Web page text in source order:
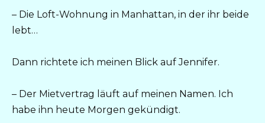
– Die Loft-Wohnung in Manhattan, in der ihr beide
lebt…
Dann richtete ich meinen Blick auf Jennifer.
– Der Mietvertrag läuft auf meinen Namen. Ich
habe ihn heute Morgen gekündigt.